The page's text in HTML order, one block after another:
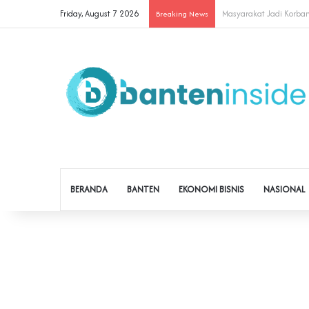
Friday, August 7 2026 Breaking News Cegah Buruh Terjerat
BERANDA BANTEN EKONOMI BISNIS NASIONAL